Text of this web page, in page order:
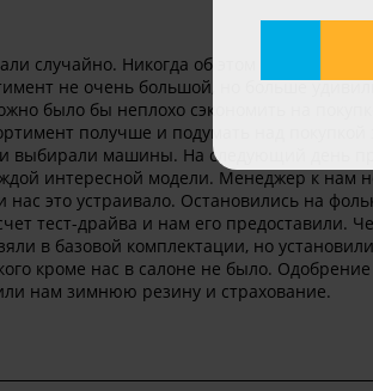
случайно. Никогда об этом дилере не
не очень большой, но больше
было бы неплохо сэкономить на
получше и подумать над
выбирали машины. На следующий день
интересной модели. Менеджер к нам
нас это устраивало. Остановились на
тест-драйва и нам его предоставили.
в базовой комплектации, но
кроме нас в салоне не было.
нам зимнюю резину и страхование.